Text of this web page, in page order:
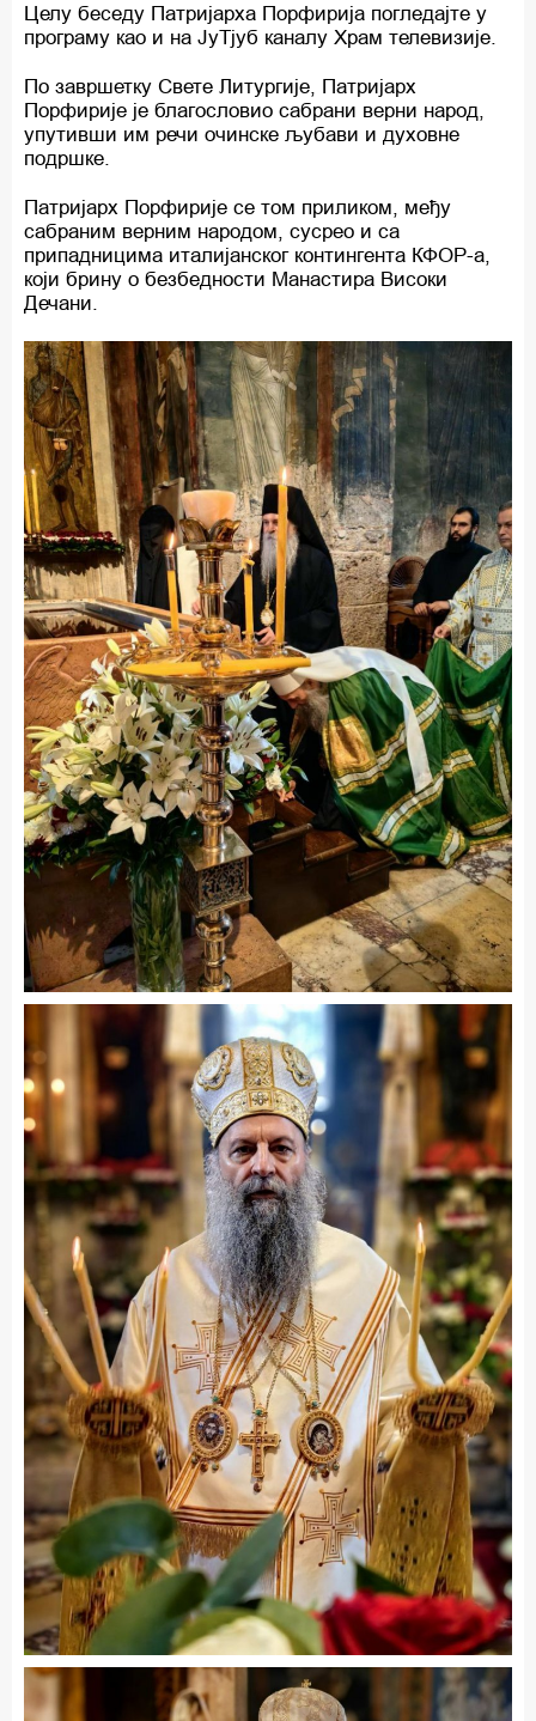
Целу беседу Патријарха Порфирија погледајте у
програму као и на ЈуТјуб каналу Храм телевизије.
По завршетку Свете Литургије, Патријарх
Порфирије је благословио сабрани верни народ,
упутивши им речи очинске љубави и духовне
подршке.
Патријарх Порфирије се том приликом, међу
сабраним верним народом, сусрео и са
припадницима италијанског контингента КФОР-а,
који брину о безбедности Манастира Високи
Дечани.